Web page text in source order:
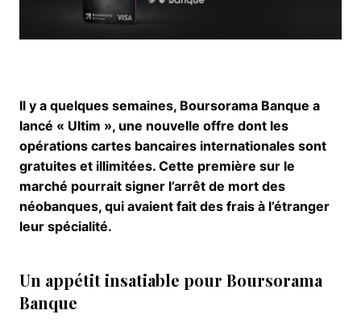
Il y a quelques semaines, Boursorama Banque a
lancé « Ultim », une nouvelle offre dont les
opérations cartes bancaires internationales sont
gratuites et illimitées. Cette première sur le
marché pourrait signer l’arrêt de mort des
néobanques, qui avaient fait des frais à l’étranger
leur spécialité.
Un appétit insatiable pour Boursorama
Banque